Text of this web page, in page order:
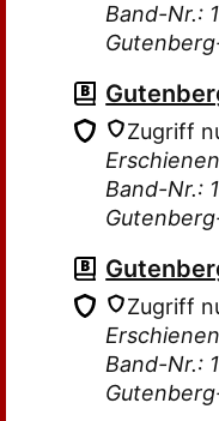
Band-Nr.:
Zugriff
Band-Nr.:
Zugriff
Band-Nr.: